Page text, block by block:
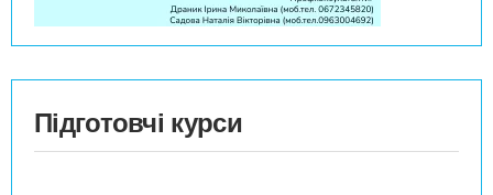
Підготовчі курси